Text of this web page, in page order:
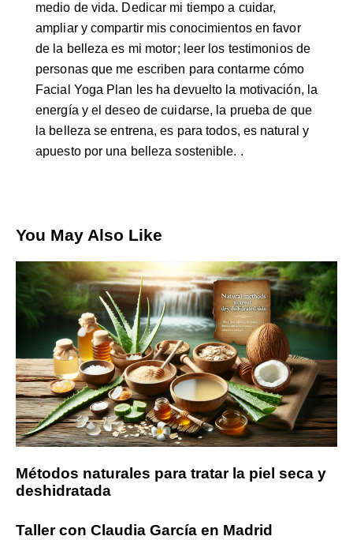
medio de vida. Dedicar mi tiempo a cuidar,
ampliar y compartir mis conocimientos en favor
de la belleza es mi motor; leer los testimonios de
personas que me escriben para contarme cómo
Facial Yoga Plan les ha devuelto la motivación, la
energía y el deseo de cuidarse, la prueba de que
la belleza se entrena, es para todos, es natural y
apuesto por una belleza sostenible. .
You May Also Like
Métodos naturales para tratar la piel seca y
deshidratada
Taller con Claudia García en Madrid